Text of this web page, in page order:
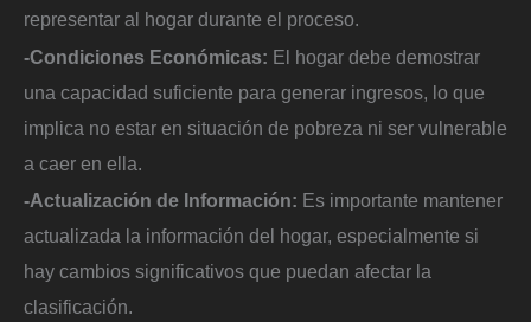
representar al hogar durante el proceso.
-Condiciones Económicas: El hogar debe demostrar
una capacidad suficiente para generar ingresos, lo que
implica no estar en situación de pobreza ni ser vulnerable
a caer en ella.
-Actualización de Información: Es importante mantener
actualizada la información del hogar, especialmente si
hay cambios significativos que puedan afectar la
clasificación.